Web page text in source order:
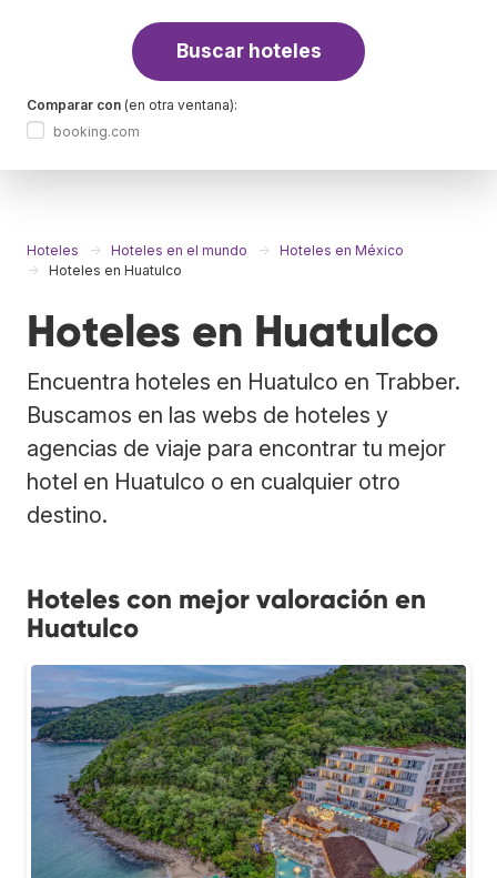
Buscar hoteles
Comparar con (en otra ventana):
booking.com
Hoteles Hoteles en el mundo
Hoteles en México
Hoteles en Huatulco
Hoteles en Huatulco
Encuentra hoteles en Huatulco en Trabber.
Buscamos en las webs de hoteles y
agencias de viaje para encontrar tu mejor
hotel en Huatulco o en cualquier otro
destino.
Hoteles con mejor valoración en
Huatulco